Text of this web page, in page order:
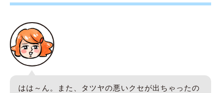
はは～ん。また、タツヤの悪いクセが出ちゃったの